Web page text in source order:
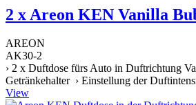
2 x Areon KEN Vanilla
AREON
AK30-2
› 2 x Duftdose fürs Auto in Duftrichtung
Getränkehalter › Einstellung der
View